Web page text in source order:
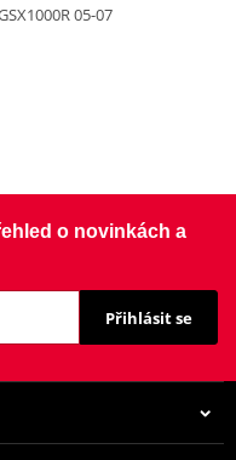
05-07
o novinkách a
Přihlásit se